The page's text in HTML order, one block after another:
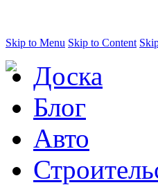
Skip to Menu Skip to Content
Доска
Блог
Авто